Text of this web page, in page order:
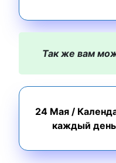
Так же вам
24 Мая/
каждый